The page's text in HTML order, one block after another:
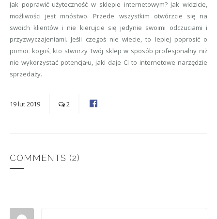
Jak poprawić użyteczność w sklepie internetowym? Jak widzicie,
możliwości jest mnóstwo. Przede wszystkim otwórzcie się na
swoich klientów i nie kierujcie się jedynie swoimi odczuciami i
przyzwyczajeniami. Jeśli czegoś nie wiecie, to lepiej poprosić o
pomoc kogoś, kto stworzy Twój sklep w sposób profesjonalny niż
nie wykorzystać potencjału, jaki daje Ci to internetowe narzędzie
sprzedaży.
19lut2019 2
COMMENTS (2)